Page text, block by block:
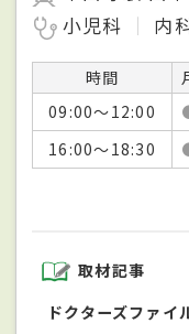
小児科
内
時間
09:00～12:00
16:00～18:30
取材記事
ドクターズファイ